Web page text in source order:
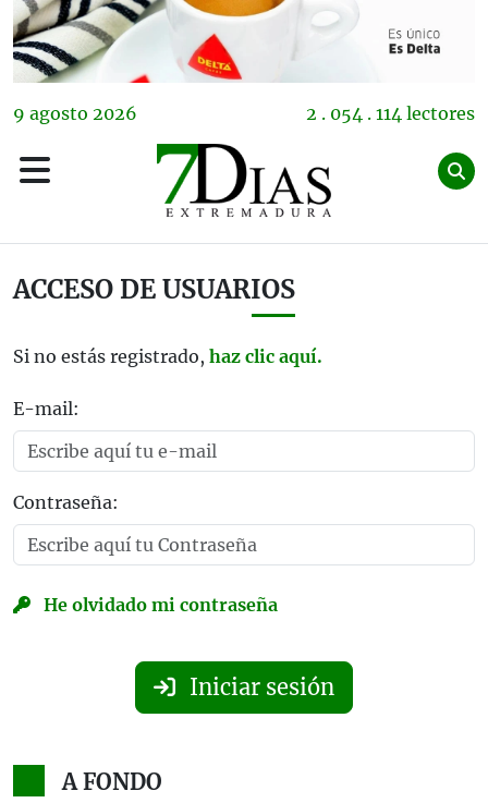
9 agosto 2026 2 . 054 . 114 lectores
ACCESO DE USUARIOS
Si no estás registrado, haz clic aquí.
E-mail:
Contraseña:
He olvidado mi contraseña
Iniciar sesión
A FONDO